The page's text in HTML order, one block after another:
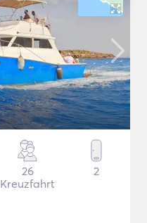
26
Kreuzfahrt
2